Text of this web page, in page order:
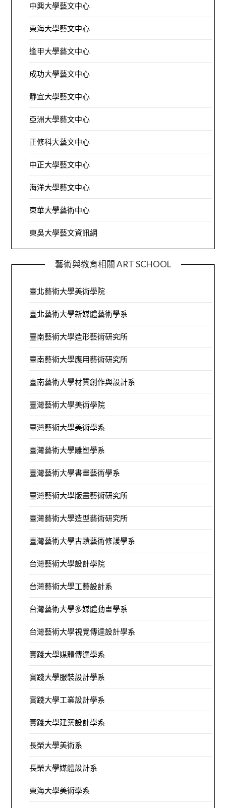
中興大學藝文中心
東海大學藝文中心
逢甲大學藝文中心
成功大學藝文中心
靜宜大學藝文中心
亞洲大學藝文中心
正修科大藝文中心
中正大學藝文中心
海洋大學藝文中心
東華大學藝術中心
東吳大學藝文資訊網
藝術與教育相關 ART SCHOOL
臺北藝術大學美術學院
臺北藝術大學新媒體藝術學系
臺南藝術大學造形藝術研究所
臺南藝術大學應用藝術研究所
臺南藝術大學材質創作與設計系
臺灣藝術大學美術學院
臺灣藝術大學美術學系
臺灣藝術大學雕塑學系
臺灣藝術大學書畫藝術學系
臺灣藝術大學版畫藝術研究所
臺灣藝術大學造型藝術研究所
臺灣藝術大學古蹟藝術修護學系
台灣藝術大學設計學院
台灣藝術大學工藝設計系
台灣藝術大學多媒體動畫學系
台灣藝術大學視覺傳達設計學系
實踐大學媒體傳達學系
實踐大學服裝設計學系
實踐大學工業設計學系
實踐大學建築設計學系
長榮大學美術系
長榮大學媒體設計系
東海大學美術學系